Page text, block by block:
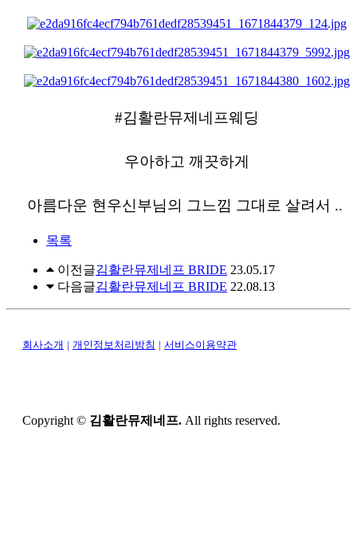
#김활란뮤제네프웨딩
우아하고 깨끗하게
아름다운 현우신부님의 그느낌 그대로 살려서 ..
목록
이전글김활란뮤제네프 BRIDE 23.05.17
다음글김활란뮤제네프 BRIDE 22.08.13
회사소개 | 개인정보처리방침 | 서비스이용약관
Copyright © 김활란뮤제네프. All rights reserved.